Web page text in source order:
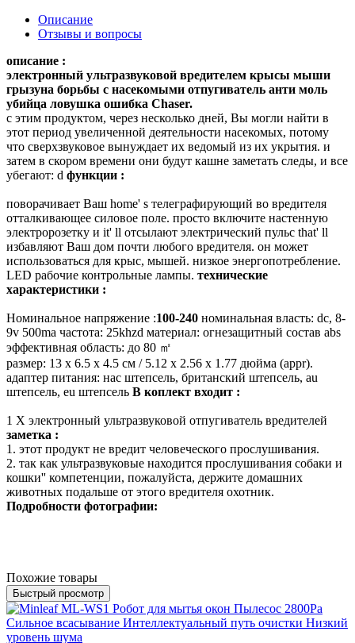
Описание
Отзывы и вопросы
описание :
электронный ультразвуковой вредителем крысы мыши
грызуна борьбы с насекомыми отпугиватель анти моль
убийца ловушка ошибка Chaser.
с этим продуктом, через несколько дней, Вы могли найти в
этот период увеличенной деятельности насекомых, потому
что сверхзвуковое вынуждает их ведомый из их укрытия. и
затем в скором времени они будут кашне заметать следы, и все
убегают: d функции :
поворачивает Ваш home' s телеграфирующий во вредителя
отталкивающее силовое поле. просто включите настенную
электророзетку и it' ll отсылают электрический пульс that' ll
избавляют Ваш дом почти любого вредителя. он может
использоваться для крыс, мышей. низкое энергопотребление.
LED рабочие контрольные лампы. технические
характеристики :
Номинальное напряжение :100-240 номинальная власть: dc, 8-
9v 500ma частота: 25khzd материал: огнезащитный состав abs
эффективная область: до 80 ㎡
размер: 13 x 6.5 x 4.5 см / 5.12 x 2.56 x 1.77 дюйма (appr).
адаптер питания: нас штепсель, британский штепсель, au
штепсель, eu штепсель В коплект входит :
1 X электронный ультразвуковой отпугиватель вредителей
заметка :
1. этот продукт не вредит человеческого прослушивания.
2. так как ультразвуковые находится прослушивания собаки и
кошки'' компетенции, пожалуйста, держите домашних
животных подальше от этого вредителя охотник.
Подробности фотографии:
Похожие товары
Быстрый просмотр